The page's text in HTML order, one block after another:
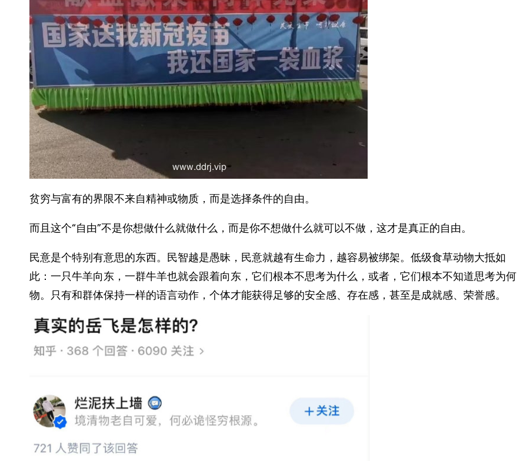
贫穷与富有的界限不来自精神或物质，而是选择条件的自由。 ​​​
而且这个“自由”不是你想做什么就做什么，而是你不想做什么就可以不做，这才是真正的自由。
民意是个特别有意思的东西。民智越是愚昧，民意就越有生命力，越容易被绑架。低级食草动物大抵如
此：一只牛羊向东，一群牛羊也就会跟着向东，它们根本不思考为什么，或者，它们根本不知道思考为何
物。只有和群体保持一样的语言动作，个体才能获得足够的安全感、存在感，甚至是成就感、荣誉感。